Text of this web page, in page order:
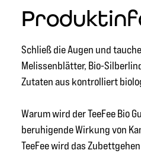
Schließ die Augen und
Melissenblätter, Bio-
Zutaten aus kontrolliert
Warum wird der TeeFee Bio
beruhigende Wirkung von
TeeFee wird das